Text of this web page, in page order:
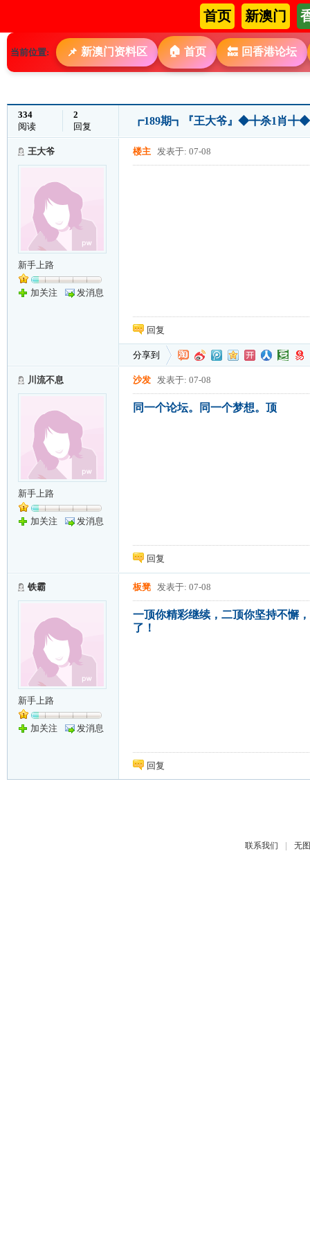
首页 新澳门
当前位置: 📌 新澳门资料区 🏠 首页 🔙 回香港论坛
334
阅读
2
回复
┏189期┓『王大爷』◆╋杀1肖
王大爷
新手上路
加关注 发消息
楼主 发表于: 07-08
回复
分享到
川流不息
新手上路
加关注 发消息
沙发 发表于: 07-08
同一个论坛。同一个梦想。顶
回复
铁霸
新手上路
加关注 发消息
板凳 发表于: 07-08
一顶你精彩继续，二顶你坚持不懈
了！
回复
联系我们 | 无